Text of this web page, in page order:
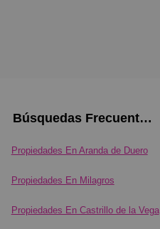
Búsquedas Frecuentes
Propiedades En Aranda de Duero
Propiedades En Milagros
Propiedades En Castrillo de la Vega